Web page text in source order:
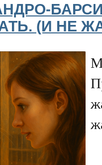
(И НЕ